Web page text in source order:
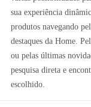
sua experiência
produtos navegando
destaques da Home.
ou pelas últimas
pesquisa direta e
escolhido.